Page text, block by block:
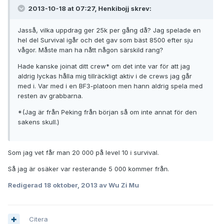
2013-10-18 at 07:27, Henkibojj skrev:
Jasså, vilka uppdrag ger 25k per gång då? Jag spelade en
hel del Survival igår och det gav som bäst 8500 efter sju
vågor. Måste man ha nått någon särskild rang?
Hade kanske joinat ditt crew* om det inte var för att jag
aldrig lyckas hålla mig tillräckligt aktiv i de crews jag går
med i. Var med i en BF3-platoon men hann aldrig spela med
resten av grabbarna.
*(Jag är från Peking från början så om inte annat för den
sakens skull.)
Som jag vet får man 20 000 på level 10 i survival.
Så jag är osäker var resterande 5 000 kommer från.
Redigerad 18 oktober, 2013 av Wu Zi Mu
Citera